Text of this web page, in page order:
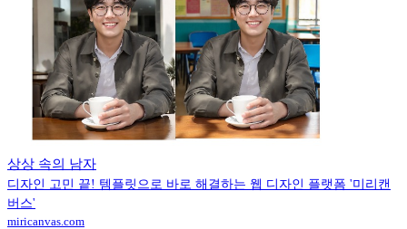
상상 속의 남자
디자인 고민 끝! 템플릿으로 바로 해결하는 웹 디자인 플랫폼 '미리캔
버스'
miricanvas.com